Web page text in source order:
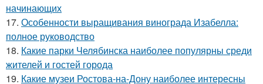
начинающих
17. Особенности выращивания винограда Изабелла:
полное руководство
18. Какие парки Челябинска наиболее популярны среди
жителей и гостей города
19. Какие музеи Ростова-на-Дону наиболее интересны